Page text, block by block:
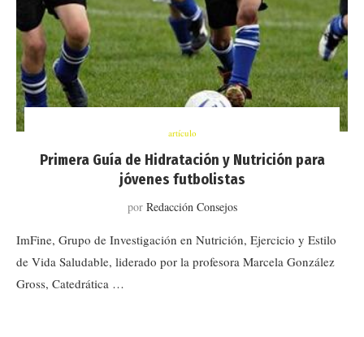
artículo
Primera Guía de Hidratación y Nutrición para
jóvenes futbolistas
por Redacción Consejos
ImFine, Grupo de Investigación en Nutrición, Ejercicio y Estilo
de Vida Saludable, liderado por la profesora Marcela González
Gross, Catedrática …